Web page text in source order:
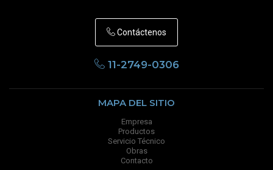
Contáctenos
11-2749-0306
MAPA DEL SITIO
Empresa
Productos
Servicio Técnico
Obras
Contacto